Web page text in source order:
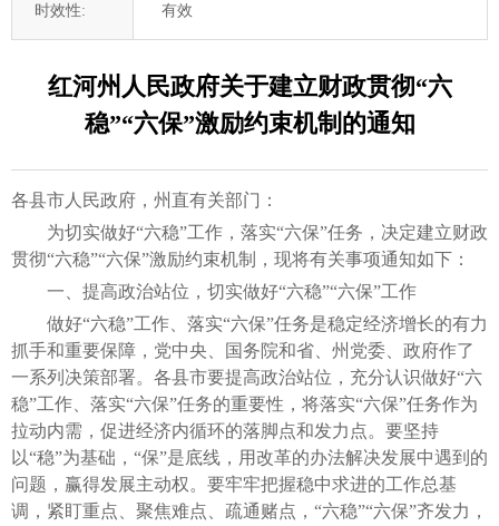
时效性: 有效
红河州人民政府关于建立财政贯彻“六
稳”“六保”激励约束机制的通知
各县市人民政府，州直有关部门：
为切实做好“六稳”工作，落实“六保”任务，决定建立财政
贯彻“六稳”“六保”激励约束机制，现将有关事项通知如下：
一、提高政治站位，切实做好“六稳”“六保”工作
做好“六稳”工作、落实“六保”任务是稳定经济增长的有力
抓手和重要保障，党中央、国务院和省、州党委、政府作了
一系列决策部署。各县市要提高政治站位，充分认识做好“六
稳”工作、落实“六保”任务的重要性，将落实“六保”任务作为
拉动内需，促进经济内循环的落脚点和发力点。要坚持
以“稳”为基础，“保”是底线，用改革的办法解决发展中遇到的
问题，赢得发展主动权。要牢牢把握稳中求进的工作总基
调，紧盯重点、聚焦难点、疏通赌点，“六稳”“六保”齐发力，